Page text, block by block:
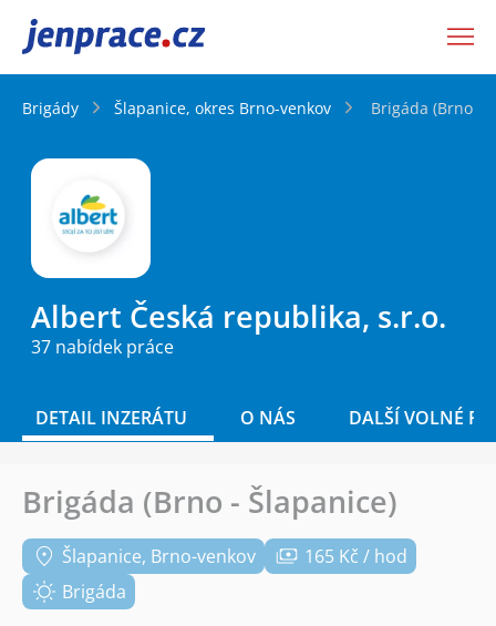
JenPráce.cz
Brigády Šlapanice, okres Brno-venkov Brigáda (Brno -
Albert Česká republika, s.r.o.
37 nabídek práce
DETAIL INZERÁTU O NÁS DALŠÍ VOLNÉ
Brigáda (Brno - Šlapanice)
Šlapanice, Brno-venkov
165 Kč / hod
Brigáda